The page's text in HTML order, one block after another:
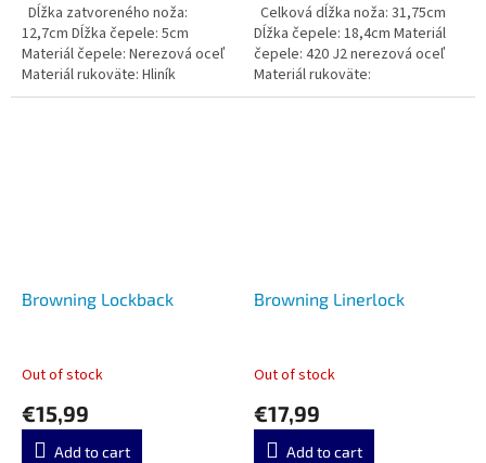
Dĺžka zatvoreného noža:
12,7cm Dĺžka čepele: 5cm
Materiál čepele: Nerezová oceľ
Materiál rukoväte: Hliník
Celková dĺžka noža: 31,75cm
Dĺžka čepele: 18,4cm Materiál
čepele: 420 J2 nerezová oceľ
Materiál rukoväte:
Browning Lockback
Out of stock
€15,99
Add to cart
Browning Linerlock
Out of stock
€17,99
Add to cart